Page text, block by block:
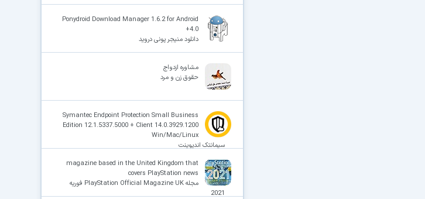
Ponydroid Download Manager 1.6.2 for Android
+4.0
دانلود منیجر پونی دروید
مشاوره ازدواج
حقوق زن و مرد
Symantec Endpoint Protection Small Business
Edition 12.1.5337.5000 + Client 14.0.3929.1200
Win/Mac/Linux
سیمانتک اندپوینت
magazine based in the United Kingdom that
covers PlayStation news
مجله PlayStation Official Magazine UK فوریه
2021